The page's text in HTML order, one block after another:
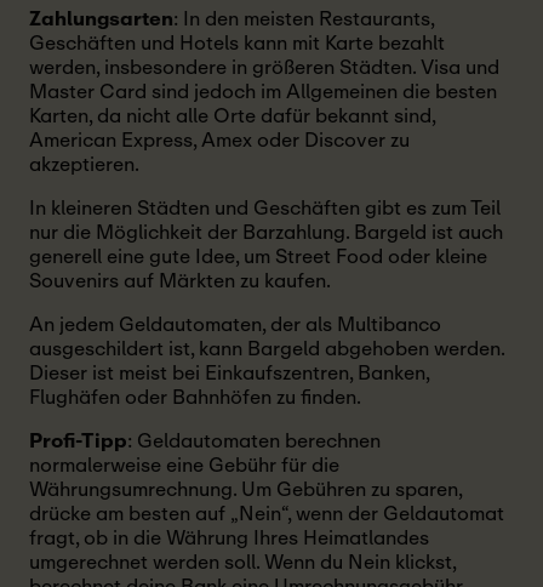
Zahlungsarten: In den meisten Restaurants,
Geschäften und Hotels kann mit Karte bezahlt
werden, insbesondere in größeren Städten. Visa und
Master Card sind jedoch im Allgemeinen die besten
Karten, da nicht alle Orte dafür bekannt sind,
American Express, Amex oder Discover zu
akzeptieren.
In kleineren Städten und Geschäften gibt es zum Teil
nur die Möglichkeit der Barzahlung. Bargeld ist auch
generell eine gute Idee, um Street Food oder kleine
Souvenirs auf Märkten zu kaufen.
An jedem Geldautomaten, der als Multibanco
ausgeschildert ist, kann Bargeld abgehoben werden.
Dieser ist meist bei Einkaufszentren, Banken,
Flughäfen oder Bahnhöfen zu finden.
Profi-Tipp: Geldautomaten berechnen
normalerweise eine Gebühr für die
Währungsumrechnung. Um Gebühren zu sparen,
drücke am besten auf „Nein“, wenn der Geldautomat
fragt, ob in die Währung Ihres Heimatlandes
umgerechnet werden soll. Wenn du Nein klickst,